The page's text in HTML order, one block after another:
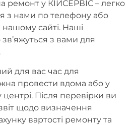
ремонт у КІЙСЕРВІС – легко
з нами по телефону або
сайті. Наші
з вами для
для вас час для
провести вдома або у
Після перевірки ви
щодо визначення
вартості ремонту та